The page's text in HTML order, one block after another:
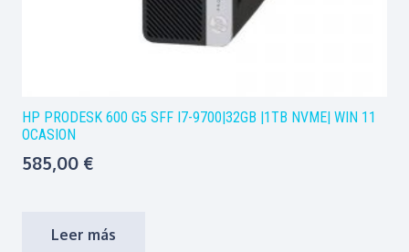
HP PRODESK 600 G5 SFF I7-9700|32GB |1TB NVME| WIN 11
OCASION
585,00 €
Leer más